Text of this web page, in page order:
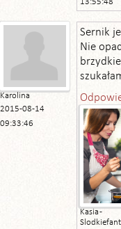
Karolina
2015-08-14
09:33:46
Sernik
Nie
Kasia -